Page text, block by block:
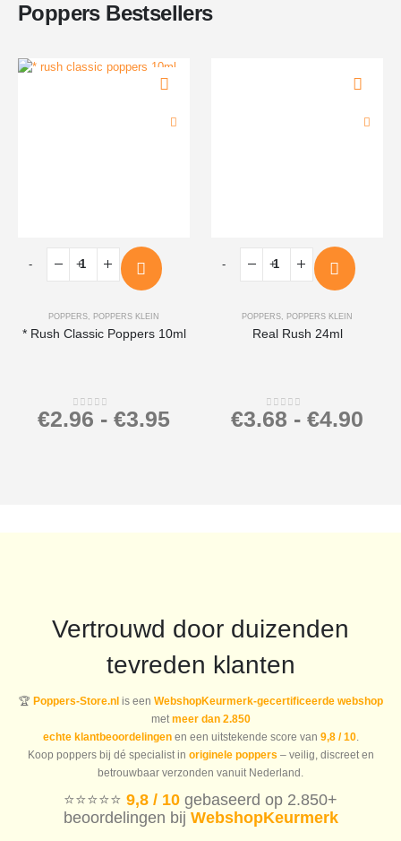
Poppers Bestsellers
POPPERS, POPPERS KLEIN
* Rush Classic Poppers 10ml
0out of 5
€2.96 - €3.95
POPPERS, POPPERS KLEIN
Real Rush 24ml
0out of 5
€3.68 - €4.90
- + - +
Vertrouwd door duizenden
tevreden klanten
🏆 Poppers-Store.nl is een WebshopKeurmerk-gecertificeerde webshop
met meer dan 2.850
echte klantbeoordelingenen een uitstekende score van 9,8 / 10.
Koop poppers bij dé specialist in originele poppers – veilig, discreet en
betrouwbaar verzonden vanuit Nederland.
⭐️⭐️⭐️⭐️⭐️ 9,8 / 10 gebaseerd op 2.850+
beoordelingen bij WebshopKeurmerk